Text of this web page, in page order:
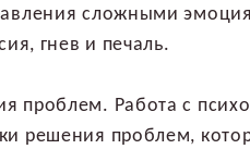
сложными
гнев и печаль.
проблем. Работа с
решения проблем,